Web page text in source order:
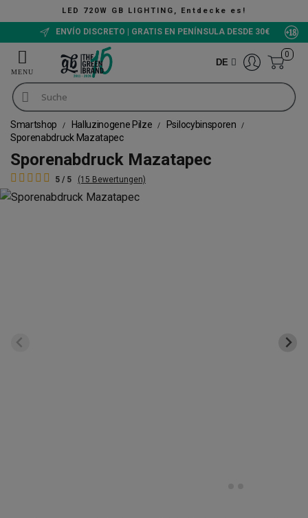
LED 720W GB LIGHTING, Entdecke es!
ENVÍO DISCRETO | GRATIS EN PENÍNSULA DESDE 30€
DE
0
Smartshop Halluzinogene Pilze
Psilocybinsporen
Sporenabdruck Mazatapec
Sporenabdruck Mazatapec
5 / 5 (15 Bewertungen)